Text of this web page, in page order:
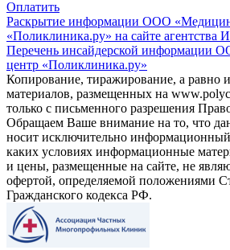
Оплатить
Раскрытие информации ООО
«Поликлиника.ру» на сайте агентства
Перечень инсайдерской информации
центр «Поликлиника.ру»
Копирование, тиражирование, а равно
материалов, размещенных на
только с письменного разрешения
Обращаем Ваше внимание на то, что
носит исключительно
каких условиях информационные
и цены, размещенные на сайте, не
офертой, определяемой положениями
Гражданского кодекса РФ.